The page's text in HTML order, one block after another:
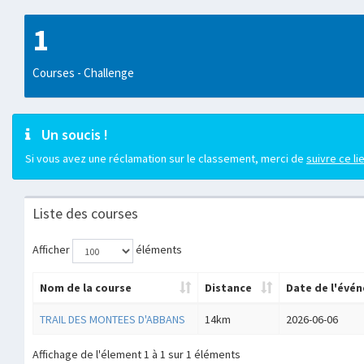
1
Courses - Challenge
Un soucis !
Si vous avez une réclamation sur le classement, merci de suivre ce
Liste des courses
Afficher éléments
Nom de la course Distance Date de
TRAIL DES MONTEES D'ABBANS 14km 2026-06-06
Affichage de l'élement 1 à 1 sur 1 éléments